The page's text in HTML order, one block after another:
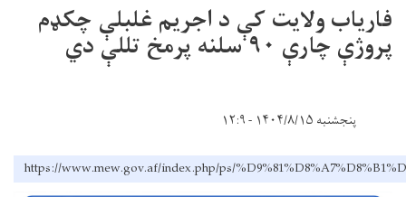
فاریاب ولایت کې د اجریم غلبلې چکډم
پروژې چارې ۹۰ سلنه پرمخ تللې دي
پنجشنبه ۱۴۰۴/۸/۱۵ - ۱۲:۹
https://www.mew.gov.af/index.php/ps/